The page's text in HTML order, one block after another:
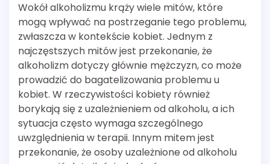
Wokół alkoholizmu krąży wiele mitów, które
mogą wpływać na postrzeganie tego problemu,
zwłaszcza w kontekście kobiet. Jednym z
najczęstszych mitów jest przekonanie, że
alkoholizm dotyczy głównie mężczyzn, co może
prowadzić do bagatelizowania problemu u
kobiet. W rzeczywistości kobiety również
borykają się z uzależnieniem od alkoholu, a ich
sytuacja często wymaga szczególnego
uwzględnienia w terapii. Innym mitem jest
przekonanie, że osoby uzależnione od alkoholu